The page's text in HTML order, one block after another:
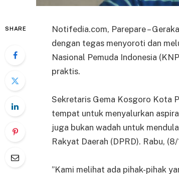
SHARE
Notifedia.com, Parepare –
dengan tegas menyoroti dan
Nasional Pemuda Indonesia
praktis.
Sekretaris Gema Kosgoro Kota
tempat untuk menyalurkan
juga bukan wadah untuk
Rakyat Daerah (DPRD). Rabu,
‎”Kami melihat ada pihak-pihak